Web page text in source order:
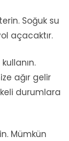
Soğuk su
açacaktır.
ağır gelir
durumlara
Mümkün